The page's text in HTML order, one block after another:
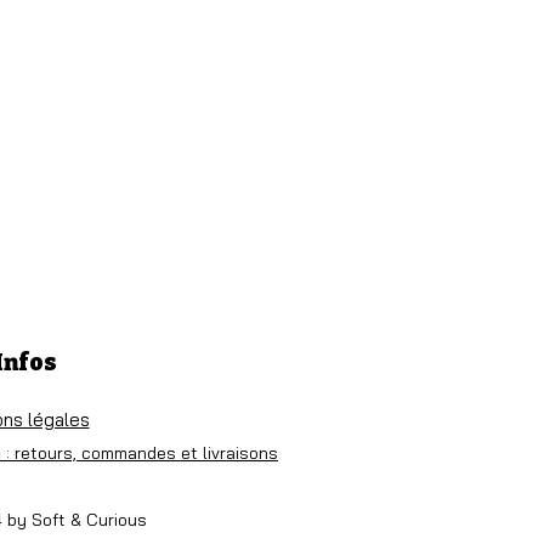
légales
retours, commandes et livraisons
by Soft & Curious